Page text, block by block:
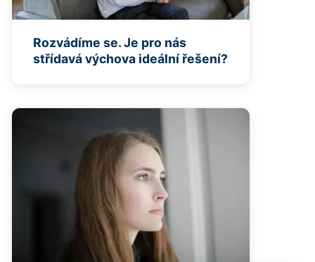
Rozvádíme se. Je pro nás
střídavá výchova ideální řešení?